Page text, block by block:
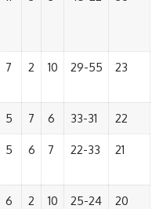
7 2 10 29-55 23
5 7 6 33-31 22
5 6 7 22-33 21
6 2 10 25-24 20